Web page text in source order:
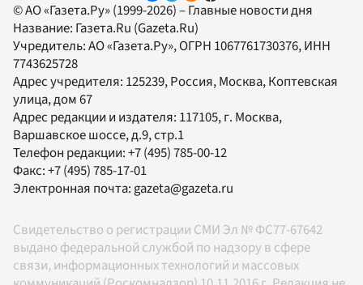
© АО «Газета.Ру» (1999-2026) – Главные новости дня
Название: Газета.Ru (Gazeta.Ru)
Учредитель:АО «Газета.Ру», ОГРН 1067761730376, ИНН
7743625728
Адрес учредителя: 125239, Россия, Москва, Коптевская
улица, дом 67
Адрес редакции и издателя: 117105, г. Москва,
Варшавское шоссе, д.9, стр.1
Телефон редакции:+7 (495) 785-00-12
Факс:+7 (495) 785-17-01
Электронная почта:gazeta@gazeta.ru
Свидетельство о регистрации СМИ Эл № ФС77-67642
выдано федеральной службой по надзору в сфере
связи, информационных технологий и массовых